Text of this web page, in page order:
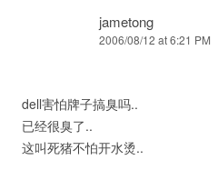
jametong
2006/08/12 at 6:21 PM
dell害怕牌子搞臭吗..
已经很臭了..
这叫死猪不怕开水烫..